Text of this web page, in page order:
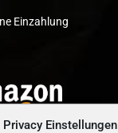
Privacy Einstellungen
Einzahlung